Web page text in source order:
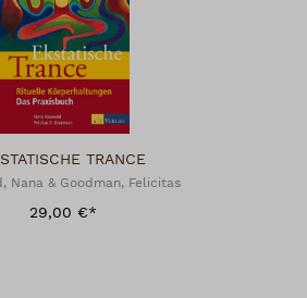
TRANCE
Nana & Goodman, Felicitas
29,00 €*